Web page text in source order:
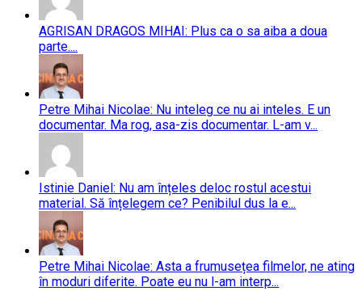
AGRISAN DRAGOS MIHAI: Plus ca o sa aiba a doua
parte....
Petre Mihai Nicolae: Nu inteleg ce nu ai inteles. E un
documentar. Ma rog, asa-zis documentar. L-am v...
Istinie Daniel: Nu am înțeles deloc rostul acestui
material. Să înțelegem ce? Penibilul dus la e...
Petre Mihai Nicolae: Asta a frumusețea filmelor, ne ating
în moduri diferite. Poate eu nu l-am interp...